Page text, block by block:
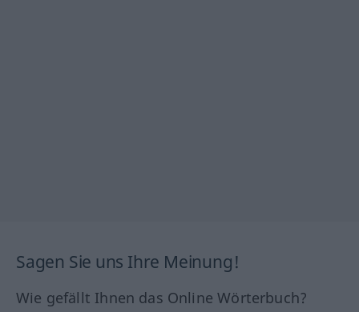
Sagen Sie uns Ihre Meinung!
Wie gefällt Ihnen das Online Wörterbuch?